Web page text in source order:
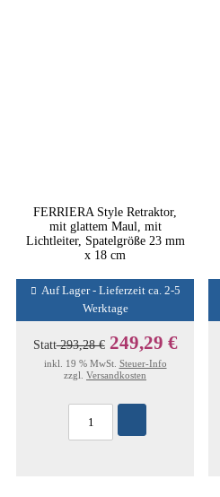
FERRIERA Style Retraktor,
mit glattem Maul, mit
Lichtleiter, Spatelgröße 23 mm
x 18 cm
Auf Lager - Lieferzeit ca. 2-5
Werktage
Statt293,28 € 249,29 €
inkl. 19 % MwSt. Steuer-Info
zzgl. Versandkosten